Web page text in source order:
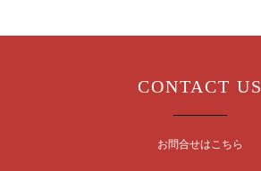
CONTACT US
お問合せはこちら